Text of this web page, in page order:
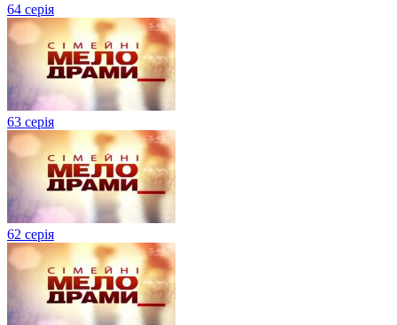
64 серія
63 серія
62 серія